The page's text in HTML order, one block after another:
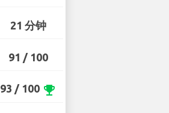
21 分钟
91 / 100
93 / 100 emoji_events